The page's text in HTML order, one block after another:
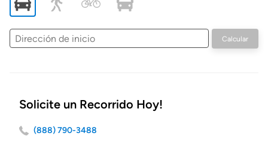
Dirección
de
Calcular
Solicite un Recorrido Hoy!
(888) 790-3488